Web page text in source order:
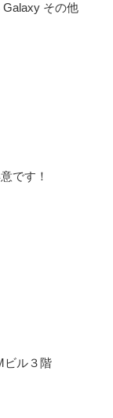
Galaxy その他
です！
ビル３階